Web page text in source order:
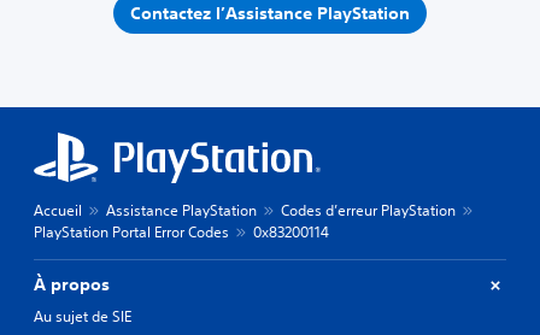
Contactez l’Assistance PlayStation
Accueil Assistance PlayStation
Codes d’erreur PlayStation
PlayStation Portal Error Codes
0x83200114
À propos
Au sujet de SIE